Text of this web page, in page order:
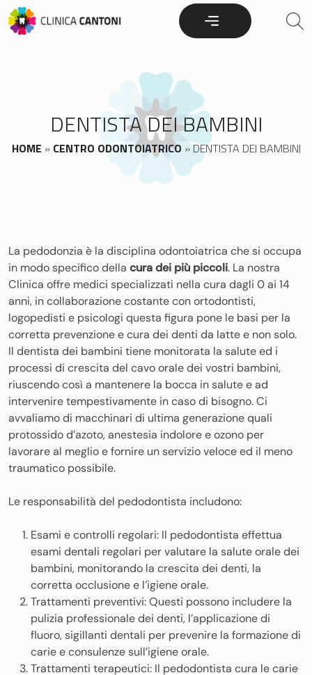
Skip
to
DENTISTA DEI BAMBINI
HOME » CENTRO ODONTOIATRICO »DENTISTA DEI BAMBINI
La pedodonzia è la disciplina odontoiatrica che si occupa
in modo specifico della cura dei più piccoli. La nostra
Clinica offre medici specializzati nella cura dagli 0 ai 14
anni, in collaborazione costante con ortodontisti,
logopedisti e psicologi questa figura pone le basi per la
corretta prevenzione e cura dei denti da latte e non solo.
Il dentista dei bambini tiene monitorata la salute ed i
processi di crescita del cavo orale dei vostri bambini,
riuscendo così a mantenere la bocca in salute e ad
intervenire tempestivamente in caso di bisogno. Ci
avvaliamo di macchinari di ultima generazione quali
protossido d’azoto, anestesia indolore e ozono per
lavorare al meglio e fornire un servizio veloce ed il meno
traumatico possibile.
Le responsabilità del pedodontista includono:
Esami e controlli regolari: Il pedodontista effettua
esami dentali regolari per valutare la salute orale dei
bambini, monitorando la crescita dei denti, la
corretta occlusione e l’igiene orale.
Trattamenti preventivi: Questi possono includere la
pulizia professionale dei denti, l’applicazione di
fluoro, sigillanti dentali per prevenire la formazione di
carie e consulenze sull’igiene orale.
Trattamenti terapeutici: Il pedodontista cura le carie